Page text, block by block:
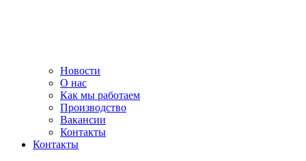
Новости
О нас
Как мы работаем
Производство
Вакансии
Контакты
Контакты